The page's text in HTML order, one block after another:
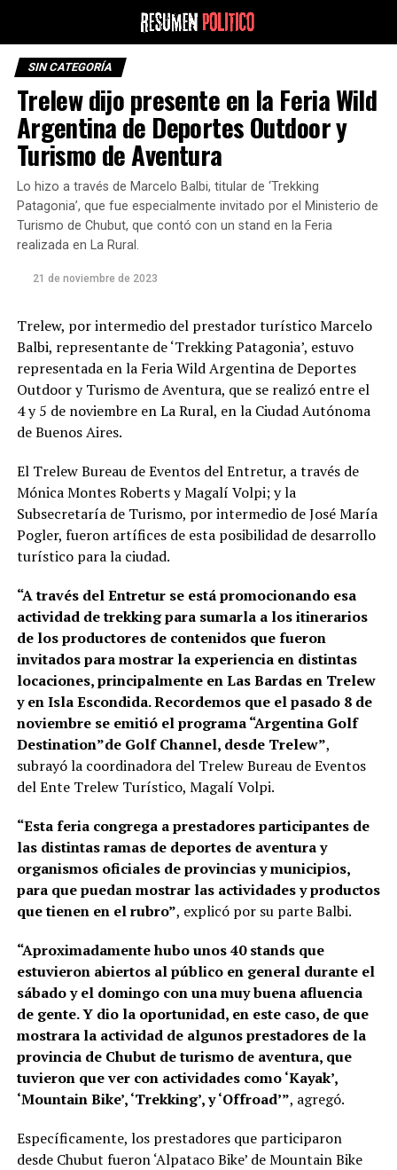
SIN CATEGORÍA
Trelew dijo presente en la Feria Wild
Argentina de Deportes Outdoor y
Turismo de Aventura
Lo hizo a través de Marcelo Balbi, titular de ‘Trekking
Patagonia’, que fue especialmente invitado por el Ministerio de
Turismo de Chubut, que contó con un stand en la Feria
realizada en La Rural.
21 de noviembre de 2023
Trelew, por intermedio del prestador turístico Marcelo
Balbi, representante de ‘Trekking Patagonia’, estuvo
representada en la Feria Wild Argentina de Deportes
Outdoor y Turismo de Aventura, que se realizó entre el
4 y 5 de noviembre en La Rural, en la Ciudad Autónoma
de Buenos Aires.
El Trelew Bureau de Eventos del Entretur, a través de
Mónica Montes Roberts y Magalí Volpi; y la
Subsecretaría de Turismo, por intermedio de José María
Pogler, fueron artífices de esta posibilidad de desarrollo
turístico para la ciudad.
“A través del Entretur se está promocionando esa
actividad de trekking para sumarla a los itinerarios
de los productores de contenidos que fueron
invitados para mostrar la experiencia en distintas
locaciones, principalmente en Las Bardas en Trelew
y en Isla Escondida. Recordemos que el pasado 8 de
noviembre se emitió el programa “Argentina Golf
Destination”de Golf Channel, desde Trelew”,
subrayó la coordinadora del Trelew Bureau de Eventos
del Ente Trelew Turístico, Magalí Volpi.
“Esta feria congrega a prestadores participantes de
las distintas ramas de deportes de aventura y
organismos oficiales de provincias y municipios,
para que puedan mostrar las actividades y productos
que tienen en el rubro”, explicó por su parte Balbi.
“Aproximadamente hubo unos 40 stands que
estuvieron abiertos al público en general durante el
sábado y el domingo con una muy buena afluencia
de gente. Y dio la oportunidad, en este caso, de que
mostrara la actividad de algunos prestadores de la
provincia de Chubut de turismo de aventura, que
tuvieron que ver con actividades como ‘Kayak’,
‘Mountain Bike’, ‘Trekking’, y ‘Offroad’”, agregó.
Específicamente, los prestadores que participaron
desde Chubut fueron ‘Alpataco Bike’ de Mountain Bike